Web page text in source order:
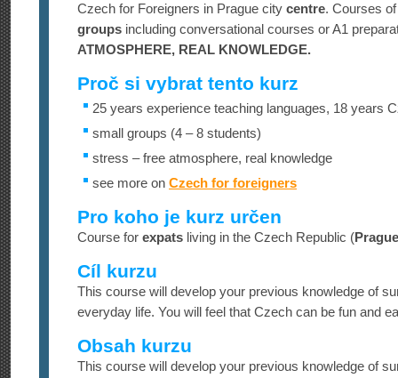
Czech for Foreigners in Prague city centre. Courses
groups including conversational courses or A1
ATMOSPHERE, REAL KNOWLEDGE.
Proč si vybrat tento kurz
25 years experience teaching languages, 18 years
small groups (4 – 8 students)
stress – free atmosphere, real knowledge
see more on Czech for foreigners
Pro koho je kurz určen
Course for expats living in the Czech Republic (Prague
Cíl kurzu
This course will develop your previous knowledge of
everyday life. You will feel that Czech can be fun and
Obsah kurzu
This course will develop your previous knowledge of